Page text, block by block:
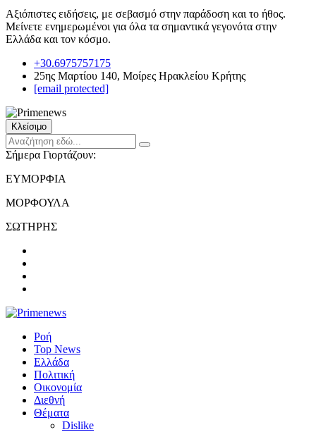
Αξιόπιστες ειδήσεις, με σεβασμό στην παράδοση και το ήθος.
Μείνετε ενημερωμένοι για όλα τα σημαντικά γεγονότα στην
Ελλάδα και τον κόσμο.
+30.6975757175
25ης Μαρτίου 140, Μοίρες Ηρακλείου Κρήτης
[email protected]
Κλείσιμο
Σήμερα Γιορτάζουν:
ΕΥΜΟΡΦΙΑ
ΜΟΡΦΟΥΛΑ
ΣΩΤΗΡΗΣ
Ροή
Top News
Ελλάδα
Πολιτική
Οικονομία
Διεθνή
Θέματα
Dislike